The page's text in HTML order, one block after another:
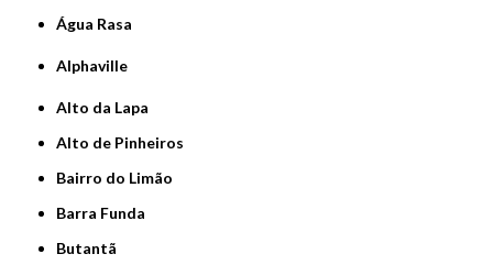
Água Rasa
Alphaville
Alto da Lapa
Alto de Pinheiros
Bairro do Limão
Barra Funda
Butantã